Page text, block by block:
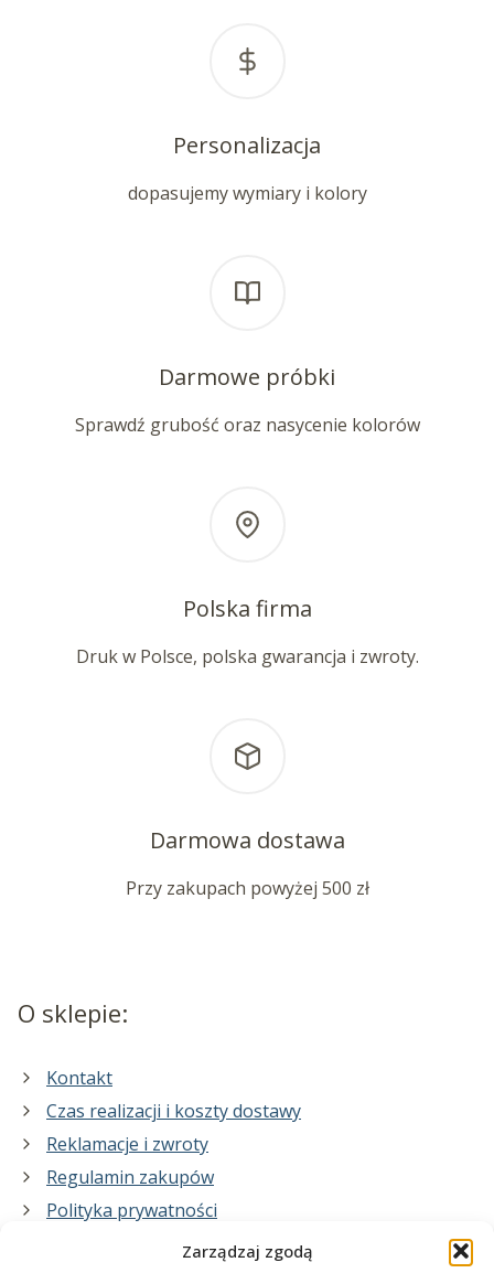
Zarządzaj zgodą
Personalizacja
dopasujemy wymiary i kolory
Darmowe próbki
Sprawdź grubość oraz nasycenie kolorów
Polska firma
Druk w Polsce, polska gwarancja i zwroty.
Darmowa dostawa
Przy zakupach powyżej 500 zł
O sklepie:
Kontakt
Czas realizacji i koszty dostawy
Reklamacje i zwroty
Regulamin zakupów
Polityka prywatności